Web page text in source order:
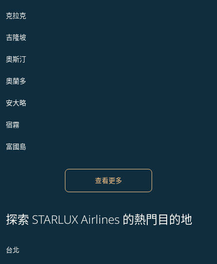
克拉克
吉隆坡
奧斯汀
奧蘭多
安大略
宿霧
富國島
查看更多
探索 STARLUX Airlines 的熱門目的地
台北